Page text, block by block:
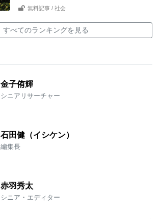
無料記事 / 社会
すべてのランキングを見る
金子侑輝
シニアリサーチャー
石田健（イシケン）
編集長
赤羽秀太
シニア・エディター